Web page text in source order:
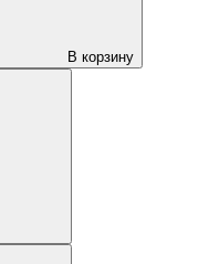
В корзину